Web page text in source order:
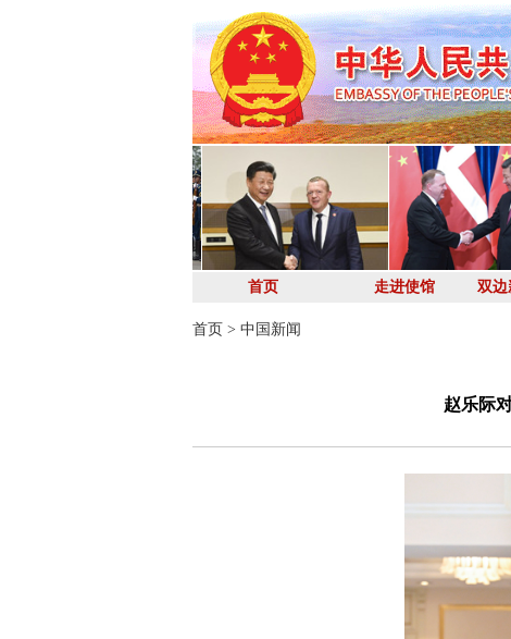
首页 走进使馆 双边
首页 > 中国新闻
赵乐际